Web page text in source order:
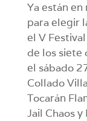
Ya están
para elegir
el V
de los siete
el sábado
Collado
Tocarán
Jail Chaos